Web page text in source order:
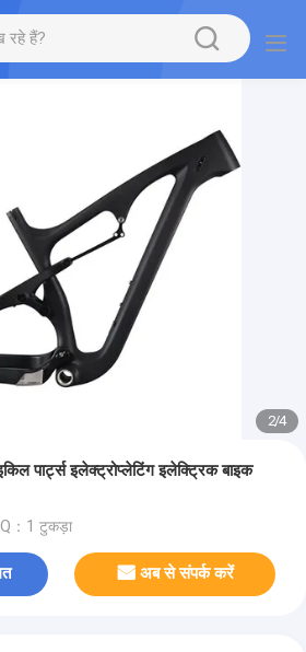
2/4
पार्ट्स इलेक्ट्रोप्लेटिंग इलेक्ट्रिक बाइक
：1 टुकड़ा
अब से संपर्क करें